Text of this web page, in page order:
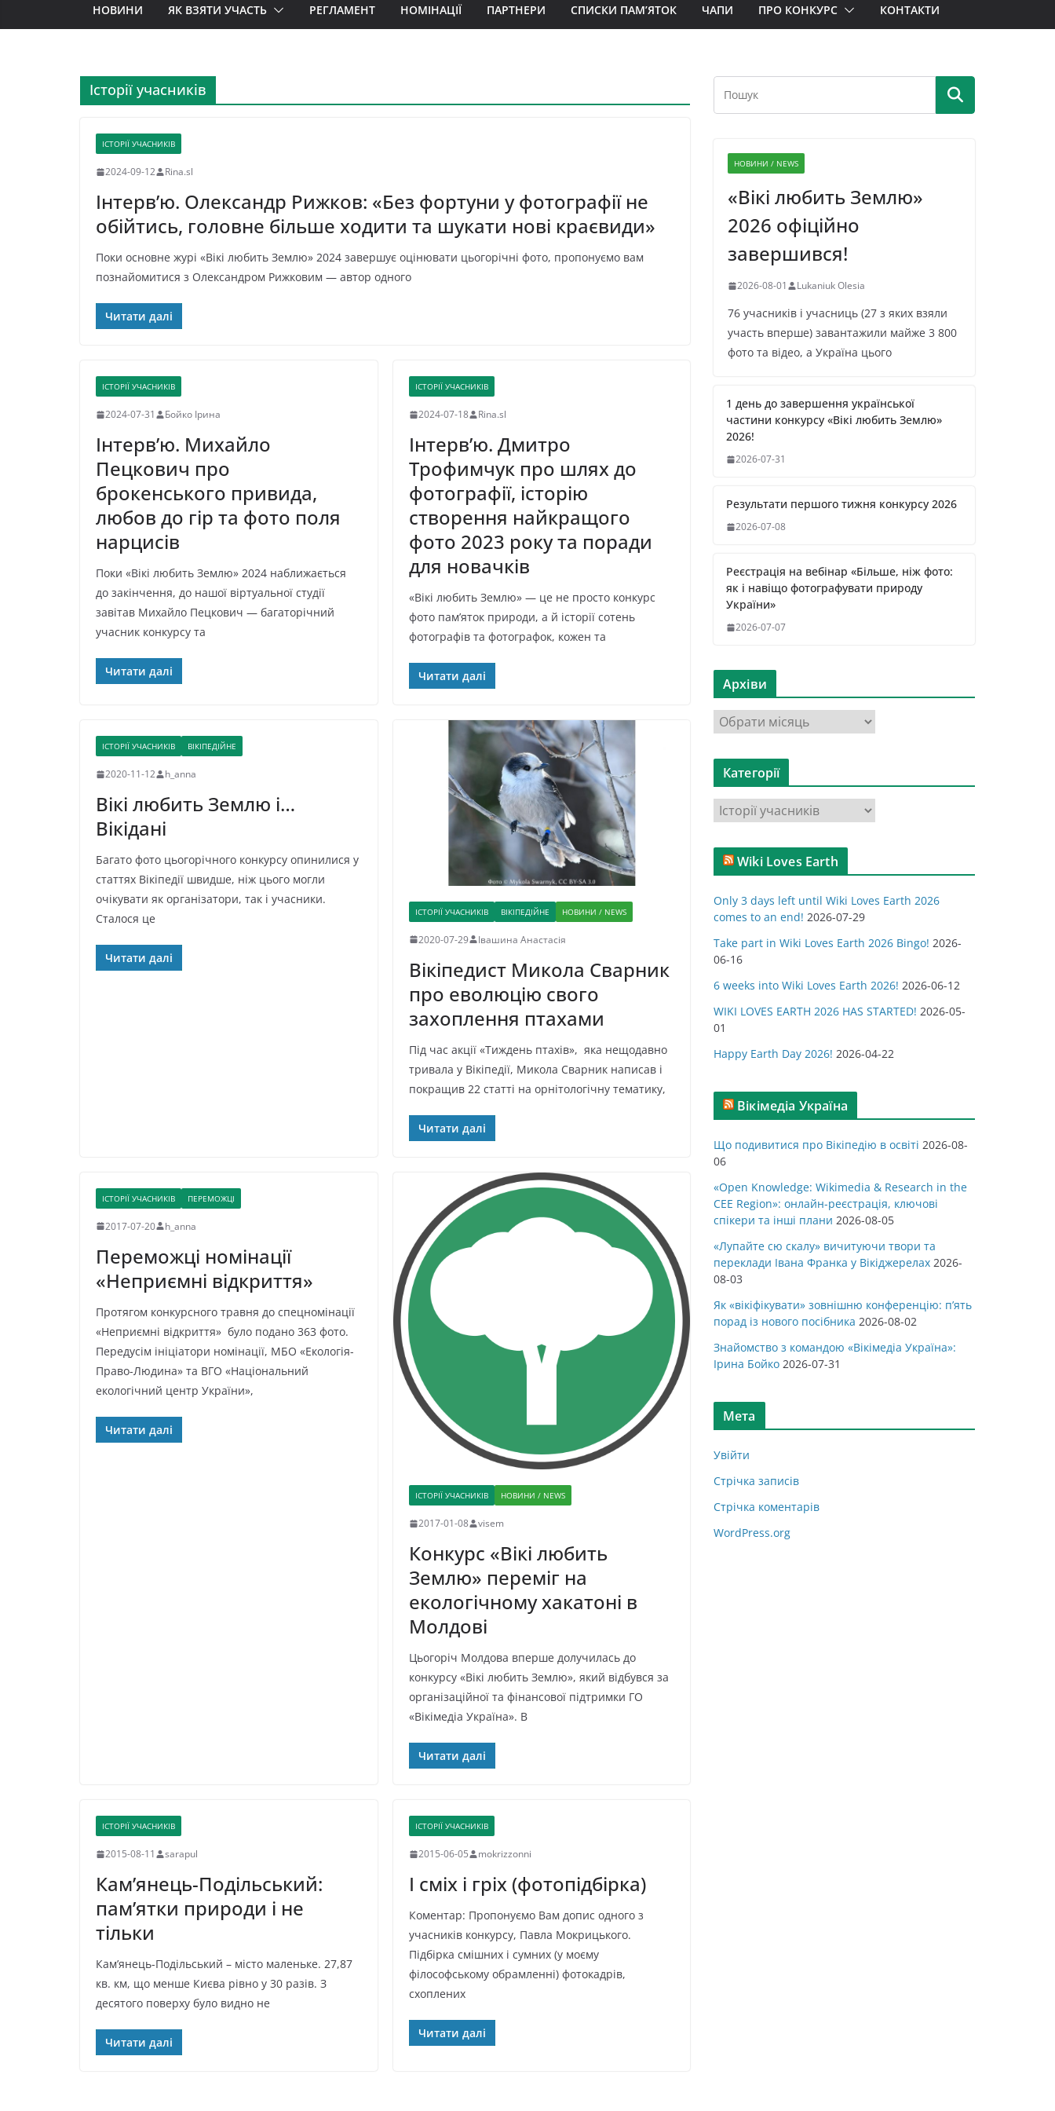
НОВИНИ ЯК ВЗЯТИ УЧАСТЬ РЕГЛАМЕНТ НОМІНАЦІЇ ПАРТНЕРИ СПИСКИ ПАМ’ЯТОК ЧАПИ ПРО КОНКУРС КОНТАКТИ
Історії учасників
ІСТОРІЇ УЧАСНИКІВ
2024-09-12 Rina.sl
Інтерв’ю. Олександр Рижков: «Без фортуни у фотографії не
обійтись, головне більше ходити та шукати нові краєвиди»
Поки основне журі «Вікі любить Землю» 2024 завершує оцінювати цьогорічні фото, пропонуємо вам
познайомитися з Олександром Рижковим — автор одного
Читати далі
ІСТОРІЇ УЧАСНИКІВ
2024-07-31 Бойко Ірина
Інтерв’ю. Михайло
Пецкович про
брокенського привида,
любов до гір та фото поля
нарцисів
Поки «Вікі любить Землю» 2024 наближається
до закінчення, до нашої віртуальної студії
завітав Михайло Пецкович — багаторічний
учасник конкурсу та
Читати далі
ІСТОРІЇ УЧАСНИКІВ
2024-07-18 Rina.sl
Інтерв’ю. Дмитро
Трофимчук про шлях до
фотографії, історію
створення найкращого
фото 2023 року та поради
для новачків
«Вікі любить Землю» — це не просто конкурс
фото пам’яток природи, а й історії сотень
фотографів та фотографок, кожен та
Читати далі
ІСТОРІЇ УЧАСНИКІВ ВІКІПЕДІЙНЕ
2020-11-12 h_anna
Вікі любить Землю і…
Вікідані
Багато фото цьогорічного конкурсу опинилися у
статтях Вікіпедії швидше, ніж цього могли
очікувати як організатори, так і учасники.
Сталося це
Читати далі
ІСТОРІЇ УЧАСНИКІВ ВІКІПЕДІЙНЕ НОВИНИ / NEWS
2020-07-29 Івашина Анастасія
Вікіпедист Микола Сварник
про еволюцію свого
захоплення птахами
Під час акції «Тиждень птахів», яка нещодавно
тривала у Вікіпедії, Микола Сварник написав і
покращив 22 статті на орнітологічну тематику,
Читати далі
ІСТОРІЇ УЧАСНИКІВ ПЕРЕМОЖЦІ
2017-07-20 h_anna
Переможці номінації
«Неприємні відкриття»
Протягом конкурсного травня до спецномінації
«Неприємні відкриття» було подано 363 фото.
Передусім ініціатори номінації, МБО «Екологія-
Право-Людина» та ВГО «Національний
екологічний центр України»,
Читати далі
ІСТОРІЇ УЧАСНИКІВ НОВИНИ / NEWS
2017-01-08 visem
Конкурс «Вікі любить
Землю» переміг на
екологічному хакатоні в
Молдові
Цьогоріч Молдова вперше долучилась до
конкурсу «Вікі любить Землю», який відбувся за
організаційної та фінансової підтримки ГО
«Вікімедіа Україна». В
Читати далі
ІСТОРІЇ УЧАСНИКІВ
2015-08-11 sarapul
Кам’янець-Подільський:
пам’ятки природи і не
тільки
Кам’янець-Подільський – місто маленьке. 27,87
кв. км, що менше Києва рівно у 30 разів. З
десятого поверху було видно не
Читати далі
ІСТОРІЇ УЧАСНИКІВ
2015-06-05 mokrizzonni
І сміх і гріх (фотопідбірка)
Коментар: Пропонуємо Вам допис одного з
учасників конкурсу, Павла Мокрицького.
Підбірка смішних і сумних (у моєму
філософському обрамленні) фотокадрів,
схоплених
Читати далі
НОВИНИ / NEWS
«Вікі любить Землю»
2026 офіційно
завершився!
2026-08-01 Lukaniuk Olesia
76 учасників і учасниць (27 з яких взяли
участь вперше) завантажили майже 3 800
фото та відео, а Україна цього
1 день до завершення української
частини конкурсу «Вікі любить Землю»
2026!
2026-07-31
Результати першого тижня конкурсу 2026
2026-07-08
Реєстрація на вебінар «Більше, ніж фото:
як і навіщо фотографувати природу
України»
2026-07-07
Архіви
р
х
в
Категорії
а
т
о
р
і
ї
Wiki Loves Earth
Only 3 days left until Wiki Loves Earth 2026
comes to an end! 2026-07-29
Take part in Wiki Loves Earth 2026 Bingo! 2026-
06-16
6 weeks into Wiki Loves Earth 2026! 2026-06-12
WIKI LOVES EARTH 2026 HAS STARTED! 2026-05-
01
Happy Earth Day 2026! 2026-04-22
Вікімедіа Україна
Що подивитися про Вікіпедію в освіті 2026-08-
06
«Open Knowledge: Wikimedia & Research in the
CEE Region»: онлайн-реєстрація, ключові
спікери та інші плани 2026-08-05
«Лупайте сю скалу» вичитуючи твори та
переклади Івана Франка у Вікіджерелах 2026-
08-03
Як «вікіфікувати» зовнішню конференцію: п’ять
порад із нового посібника 2026-08-02
Знайомство з командою «Вікімедіа Україна»:
Ірина Бойко 2026-07-31
Мета
Увійти
Стрічка записів
Стрічка коментарів
WordPress.org